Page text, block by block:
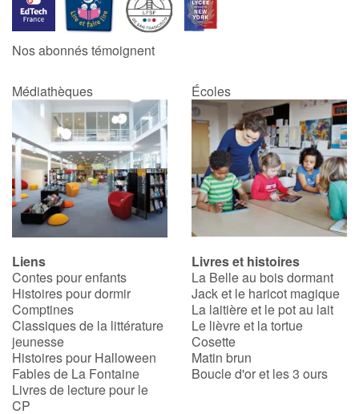
Nos abonnés témoignent
Médiathèques Écoles
Liens
Contes pour enfants
Histoires pour dormir
Comptines
Classiques de la littérature
jeunesse
Histoires pour Halloween
Fables de La Fontaine
Livres de lecture pour le
CP
Livres et histoires
La Belle au bois dormant
Jack et le haricot magique
La laitière et le pot au lait
Le lièvre et la tortue
Cosette
Matin brun
Boucle d'or et les 3 ours